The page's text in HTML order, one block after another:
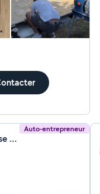
Auto-entrepreneur
Angelo Auffray (Entreprise Auffray)